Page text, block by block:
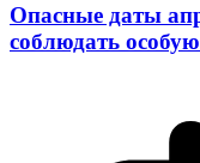
Опасные даты
соблюдать